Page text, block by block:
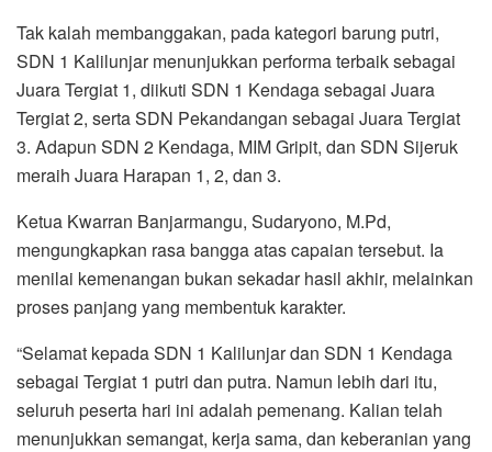
Tak kalah membanggakan, pada kategori barung putri,
SDN 1 Kalilunjar menunjukkan performa terbaik sebagai
Juara Tergiat 1, diikuti SDN 1 Kendaga sebagai Juara
Tergiat 2, serta SDN Pekandangan sebagai Juara Tergiat
3. Adapun SDN 2 Kendaga, MIM Gripit, dan SDN Sijeruk
meraih Juara Harapan 1, 2, dan 3.
Ketua Kwarran Banjarmangu, Sudaryono, M.Pd,
mengungkapkan rasa bangga atas capaian tersebut. Ia
menilai kemenangan bukan sekadar hasil akhir, melainkan
proses panjang yang membentuk karakter.
“Selamat kepada SDN 1 Kalilunjar dan SDN 1 Kendaga
sebagai Tergiat 1 putri dan putra. Namun lebih dari itu,
seluruh peserta hari ini adalah pemenang. Kalian telah
menunjukkan semangat, kerja sama, dan keberanian yang